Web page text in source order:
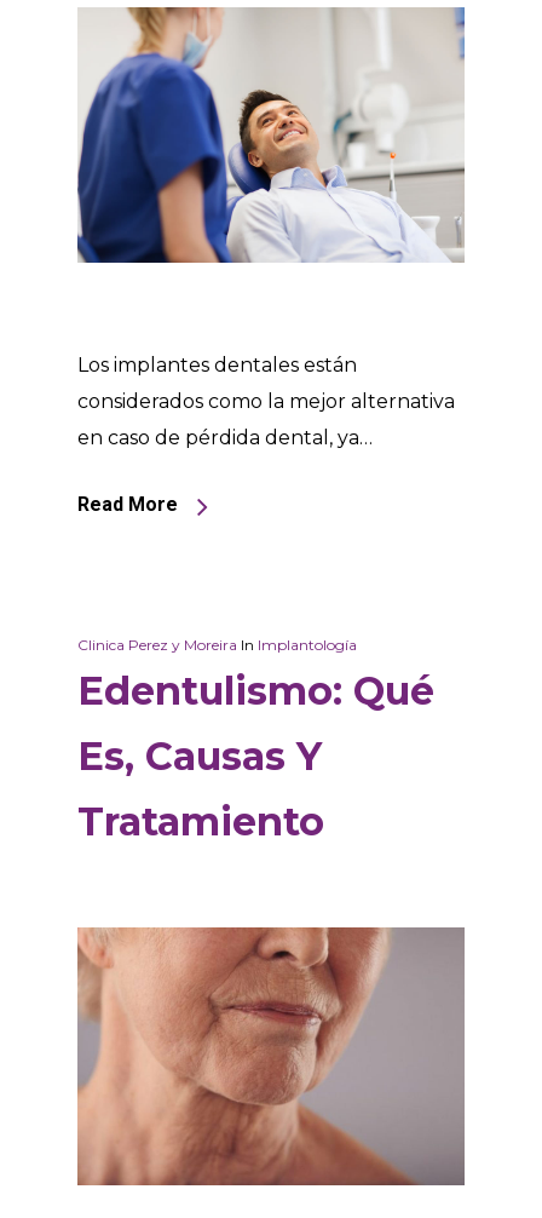
Los implantes dentales están
considerados como la mejor alternativa
en caso de pérdida dental, ya…
Read More
Clinica Perez y Moreira In Implantología
Edentulismo: Qué
Es, Causas Y
Tratamiento